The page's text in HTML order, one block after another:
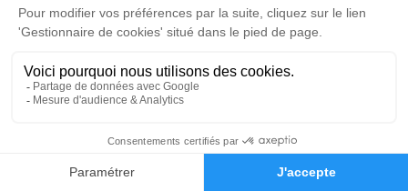
Faire-part Hommages
disponible ici.
Je rends hommage
lundi 15 décembre 2025 à 10h30
Crématorium de Canet-en-Roussillon